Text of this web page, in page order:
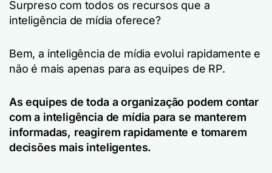
Surpreso com todos os recursos que a
inteligência de mídia oferece?
Bem, a inteligência de mídia evolui rapidamente e
não é mais apenas para as equipes de RP.
As equipes de toda a organização podem contar
com a inteligência de mídia para se manterem
informadas, reagirem rapidamente e tomarem
decisões mais inteligentes.